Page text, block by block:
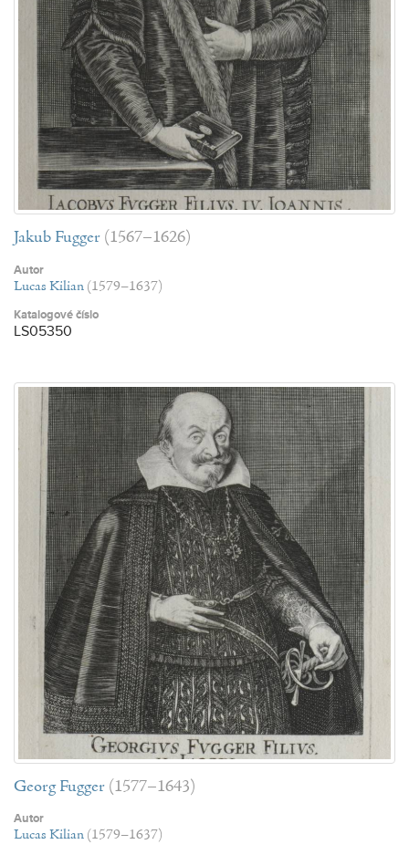
Jakub Fugger (1567–1626)
Autor
Lucas Kilian (1579–1637)
Katalogové číslo
LS05350
Georg Fugger (1577–1643)
Autor
Lucas Kilian (1579–1637)